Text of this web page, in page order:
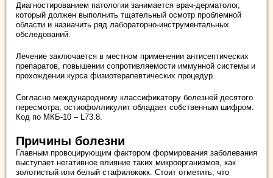
Диагностированием патологии занимается врач-дерматолог,
который должен выполнить тщательный осмотр проблемной
области и назначить ряд лабораторно-инструментальных
обследований.
Лечение заключается в местном применении антисептических
препаратов, повышении сопротивляемости иммунной системы и
прохождении курса физиотерапевтических процедур.
Согласно международному классификатору болезней десятого
пересмотра, остиофолликулит обладает собственным шифром.
Код по МКБ-10 – L73.8.
Причины болезни
Главным провоцирующим фактором формирования заболевания
выступает негативное влияние таких микроорганизмов, как
золотистый или белый стафилококк. Стоит отметить, что